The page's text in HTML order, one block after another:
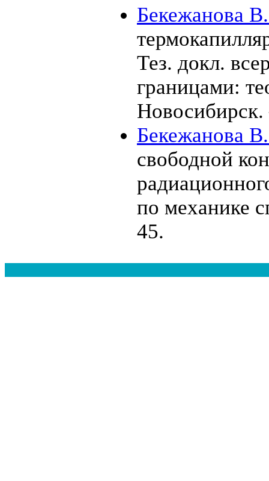
Бекежанова
Тез. докл.
границами:
Бекежанова
свободной
по механике
45.